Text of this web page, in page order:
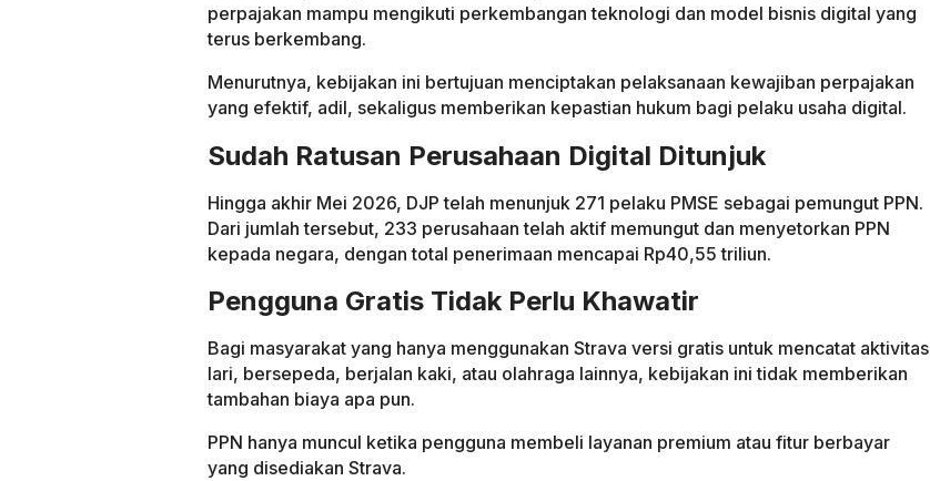
perpajakan mampu mengikuti perkembangan teknologi dan model bisnis digital yang
terus berkembang.
Menurutnya, kebijakan ini bertujuan menciptakan pelaksanaan kewajiban perpajakan
yang efektif, adil, sekaligus memberikan kepastian hukum bagi pelaku usaha digital.
Sudah Ratusan Perusahaan Digital Ditunjuk
Hingga akhir Mei 2026, DJP telah menunjuk 271 pelaku PMSE sebagai pemungut PPN.
Dari jumlah tersebut, 233 perusahaan telah aktif memungut dan menyetorkan PPN
kepada negara, dengan total penerimaan mencapai Rp40,55 triliun.
Pengguna Gratis Tidak Perlu Khawatir
Bagi masyarakat yang hanya menggunakan Strava versi gratis untuk mencatat aktivitas
lari, bersepeda, berjalan kaki, atau olahraga lainnya, kebijakan ini tidak memberikan
tambahan biaya apa pun.
PPN hanya muncul ketika pengguna membeli layanan premium atau fitur berbayar
yang disediakan Strava.